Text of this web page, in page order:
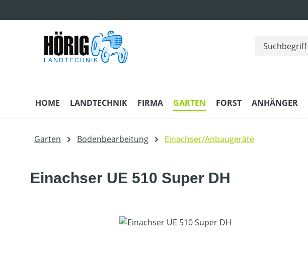
HOME LANDTECHNIK FIRMA GARTEN FORST ANHÄNGER
Garten Bodenbearbeitung Einachser/Anbaugeräte
Einachser UE 510 Super DH
Bildergalerie überspringen